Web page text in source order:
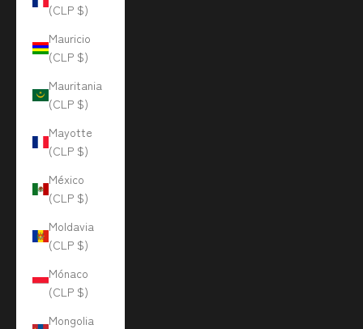
(CLP $)
Mauricio
(CLP $)
Mauritania
(CLP $)
Mayotte
(CLP $)
México
(CLP $)
Moldavia
(CLP $)
Mónaco
(CLP $)
Mongolia